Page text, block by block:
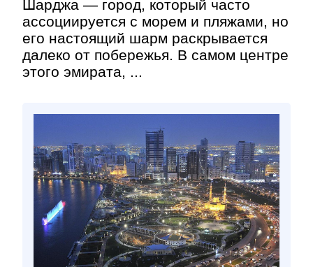
Шарджа — город, который часто
ассоциируется с морем и пляжами, но
его настоящий шарм раскрывается
далеко от побережья. В самом центре
этого эмирата, ...